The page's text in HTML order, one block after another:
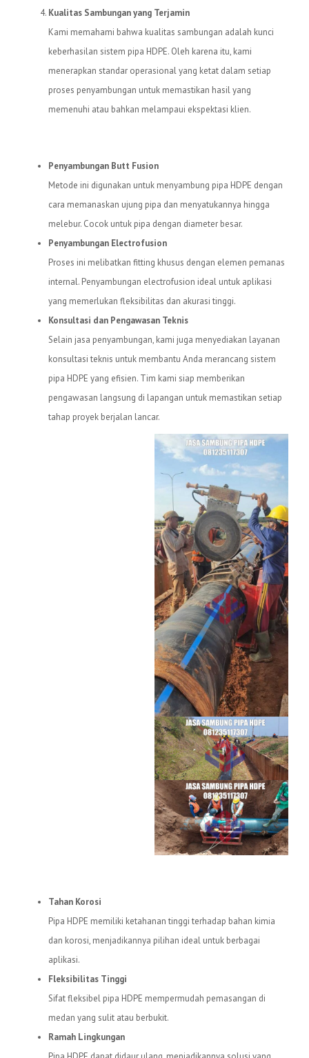
Kualitas Sambungan yang Terjamin
Kami memahami bahwa kualitas sambungan adalah kunci
keberhasilan sistem pipa HDPE. Oleh karena itu, kami
menerapkan standar operasional yang ketat dalam setiap
proses penyambungan untuk memastikan hasil yang
memenuhi atau bahkan melampaui ekspektasi klien.
Penyambungan Butt Fusion
Metode ini digunakan untuk menyambung pipa HDPE dengan
cara memanaskan ujung pipa dan menyatukannya hingga
melebur. Cocok untuk pipa dengan diameter besar.
Penyambungan Electrofusion
Proses ini melibatkan fitting khusus dengan elemen pemanas
internal. Penyambungan electrofusion ideal untuk aplikasi
yang memerlukan fleksibilitas dan akurasi tinggi.
Konsultasi dan Pengawasan Teknis
Selain jasa penyambungan, kami juga menyediakan layanan
konsultasi teknis untuk membantu Anda merancang sistem
pipa HDPE yang efisien. Tim kami siap memberikan
pengawasan langsung di lapangan untuk memastikan setiap
tahap proyek berjalan lancar.
Tahan Korosi
Pipa HDPE memiliki ketahanan tinggi terhadap bahan kimia
dan korosi, menjadikannya pilihan ideal untuk berbagai
aplikasi.
Fleksibilitas Tinggi
Sifat fleksibel pipa HDPE mempermudah pemasangan di
medan yang sulit atau berbukit.
Ramah Lingkungan